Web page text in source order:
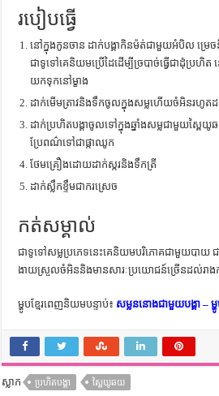
របៀបធ្វើ
នៅក្នុងកូនចាន ដាក់បង្គាកិនម៉ត់ជាមួយអំបិល ម្រេ
ជាទូទៅគេនិយមប្រើដៃដើម្បីច្របាច់ធ្វើជាដំុប្រហិ
យកទុកនៅម្ខាង
ដាក់មើមត្រាវនិងទឹកចូលក្នុងសម្លហើយចំអិនរហូតដ
ដាក់ប្រហិតបង្គាចូលទៅក្នុងឆ្នាំងសម្លជាមួយស្ព
ប្រែពណ៌ទៅជាផ្កាឈូក
ថែមគ្រឿងដោយដាក់ស្ករនិងទឹកត្រី
ដាក់ស្លឹកខ្ទឹមជាករស្រេច
កត់សម្គាល់
ជាទូទៅសម្លប្រភេទនេះគេនិយមបរិភោគជាមួយបាយ
ងាយស្រួលចំអិននិងមានសារៈប្រយោជន៍ច្រើនដល់រា
ម្ហូបខ្មែរពេញនិយមបន្ទាប់៖ សម្លននោងជាមួយបង្គា – ម្ហូប
ស្លាក ប្រហិតបង្គា ស្ពៃយូឆយ